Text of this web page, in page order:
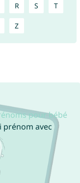
R S T
Z
pour bébé
avec